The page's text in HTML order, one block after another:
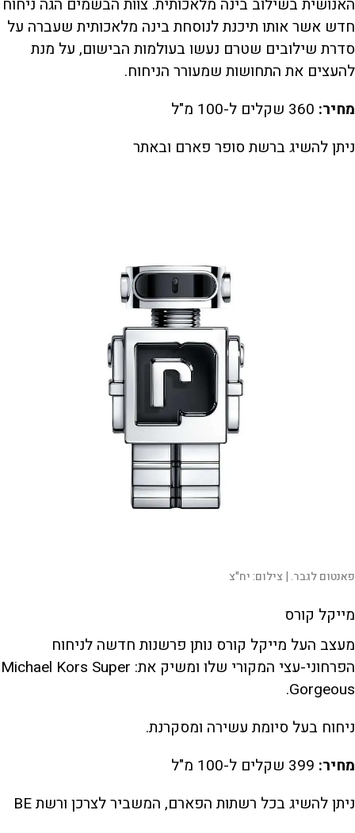
האנושית בשילוב בינה מלאכותית. צוות הבשמים הגה ניחוח
חדש אשר אותו תיכנת לנוסחת בינה מלאכותית שעברה על
סדרת שילובים שטרם נעשו בעולמות הבישום, על מנת
להעצים את התחושות שמעורר הניחוח.
מחיר:
ניתן להשיג ברשת סופר פארם ובאתר
פאנטום לגבר. | צילום:יח"צ
מייקל קורס
מעצב העל מייקל קורס נותן פרשנות חדשה לניחוח
הפרחוני-עצי המקורי שלו ומשיק את: Michael Kors Super
Gorgeous.
ניחוח בעל סיומת עשירה ומסקרנת.
מחיר:
ניתן להשיג בכל רשתות הפארם, המשביר לצרכן ורשת BE